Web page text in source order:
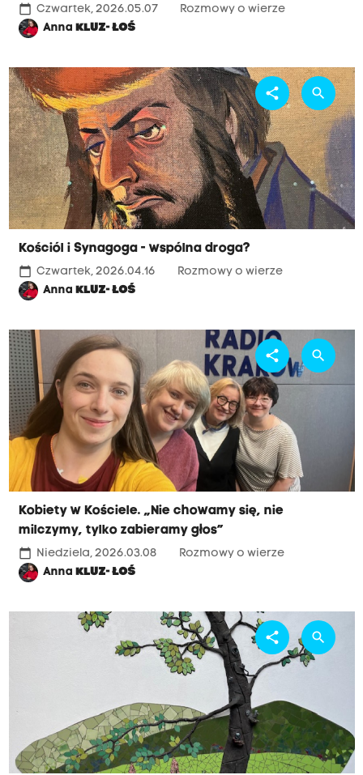
calendar_today Czwartek, 2026.05.07
Rozmowy o wierze
AnnaKLUZ- ŁOŚ
Kościól i Synagoga - wspólna droga?
calendar_today Czwartek, 2026.04.16
Rozmowy o wierze
AnnaKLUZ- ŁOŚ
share search
Kobiety w Kościele. „Nie chowamy się, nie
milczymy, tylko zabieramy głos”
calendar_today Niedziela, 2026.03.08
Rozmowy o wierze
AnnaKLUZ- ŁOŚ
share search
share search